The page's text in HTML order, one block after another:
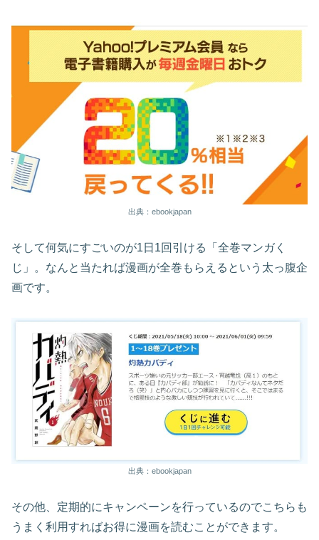
出典：ebookjapan
そして何気にすごいのが1日1回引ける「全巻マンガく
じ」。なんと当たれば漫画が全巻もらえるという太っ腹企
画です。
出典：ebookjapan
その他、定期的にキャンペーンを行っているのでこちらも
うまく利用すればお得に漫画を読むことができます。